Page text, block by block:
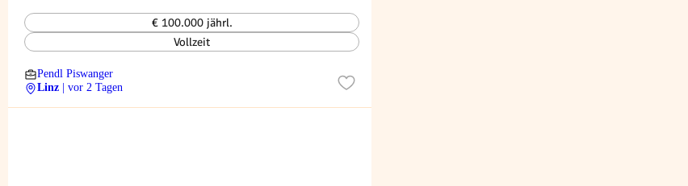
€ 100.000 jährl.
Vollzeit
Pendl Piswanger
Linz
| vor 2 Tagen